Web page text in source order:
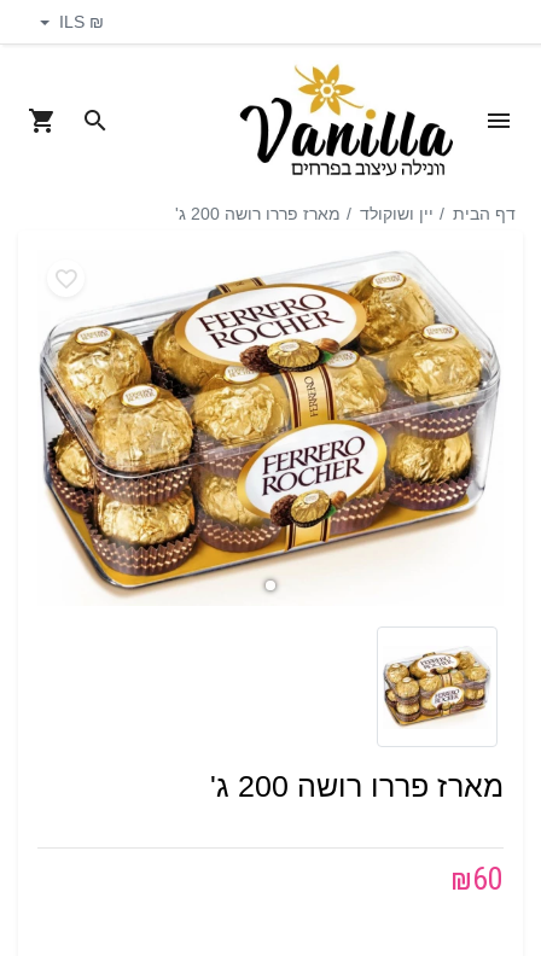
₪ ILS
דף הבית יין ושוקולד מארז פררו רושה 200 ג'
מארז פררו רושה 200 ג'
₪60